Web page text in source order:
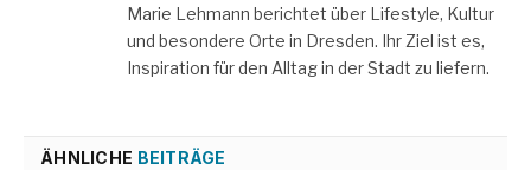
Marie Lehmann berichtet über Lifestyle, Kultur
und besondere Orte in Dresden. Ihr Ziel ist es,
Inspiration für den Alltag in der Stadt zu liefern.
ÄHNLICHE BEITRÄGE